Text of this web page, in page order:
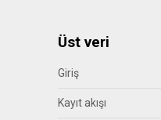
Üst veri
Giriş
Kayıt akışı